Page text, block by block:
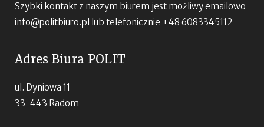
Szybki kontakt z naszym biurem jest możliwy emailowo
info@politbiuro.pl
lub telefonicznie +48 6083345112
Adres Biura POLIT
ul. Dyniowa 11
33-443 Radom